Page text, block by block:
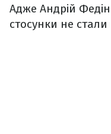
Адже Андрій
стосунки не